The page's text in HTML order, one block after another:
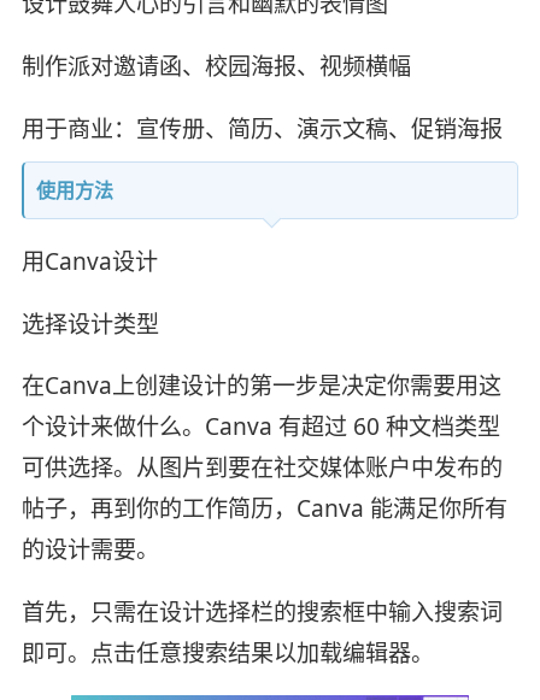
制作派对邀请函、校园海报、视频横幅
用于商业：宣传册、简历、演示文稿、促销海报
使用方法
用Canva设计
选择设计类型
在Canva上创建设计的第一步是决定你需要用这
个设计来做什么。Canva 有超过 60 种文档类型
可供选择。从图片到要在社交媒体账户中发布的
帖子，再到你的工作简历，Canva 能满足你所有
的设计需要。
首先，只需在设计选择栏的搜索框中输入搜索词
即可。点击任意搜索结果以加载编辑器。